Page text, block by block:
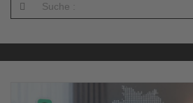
Wissen,
was